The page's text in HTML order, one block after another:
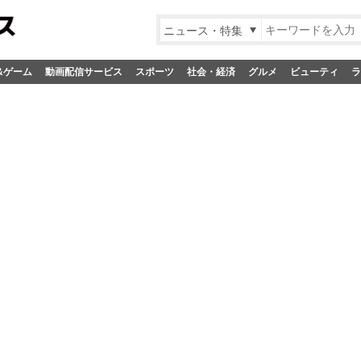
ニュース・特集
ゲーム 動画配信サービス スポーツ 社会・経済 グルメ ビューティ